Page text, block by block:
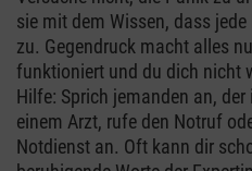
sie mit dem Wissen, dass
zu. Gegendruck macht alles
funktioniert und du dich nicht
Hilfe: Sprich jemanden an,
einem Arzt, rufe den Notruf
Notdienst an. Oft kann dir